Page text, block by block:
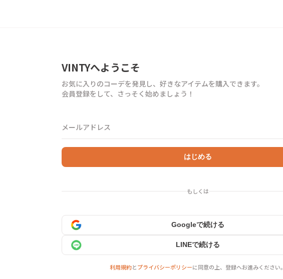
VINTYへようこそ
お気に入りのコーデを発見し、好きなアイテムを購入できます。
会員登録をして、さっそく始めましょう！
メールアドレス
はじめる
もしくは
Googleで続ける
LINEで続ける
利用規約とプライバシーポリシーに同意の上、登録へお進みください。